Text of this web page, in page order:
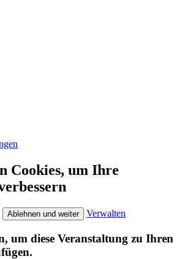
Cookies, um Ihre
Ablehnen und weiter Verwalten
um diese Veranstaltung zu Ihren